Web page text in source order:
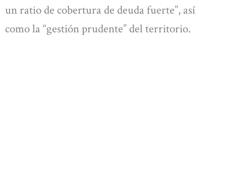
un ratio de cobertura de deuda fuerte”, así
como la “gestión prudente” del territorio.